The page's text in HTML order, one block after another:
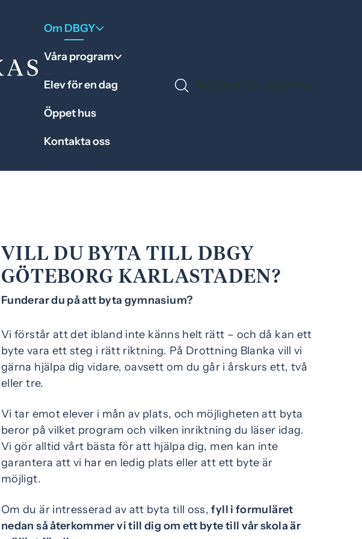
Om DBGY
Våra program
Elev för en dag
Öppet hus
Kontakta oss
Se datum för öppet hus
VILL DU BYTA TILL DBGY
GÖTEBORG KARLASTADEN?
Funderar du på att byta gymnasium?
Vi förstår att det ibland inte känns helt rätt – och då kan ett
byte vara ett steg i rätt riktning. På Drottning Blanka vill vi
gärna hjälpa dig vidare, oavsett om du går i årskurs ett, två
eller tre.
Vi tar emot elever i mån av plats, och möjligheten att byta
beror på vilket program och vilken inriktning du läser idag.
Vi gör alltid vårt bästa för att hjälpa dig, men kan inte
garantera att vi har en ledig plats eller att ett byte är
möjligt.
Om du är intresserad av att byta till oss,fyll i formuläret
nedan så återkommer vi till dig om ett byte till vår skola är